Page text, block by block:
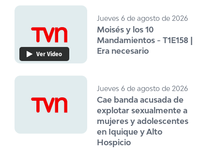
Ver Video
Jueves 6 de agosto de 2026
Moisés y los 10
Mandamientos - T1E158 |
Era necesario
Jueves 6 de agosto de 2026
Cae banda acusada de
explotar sexualmente a
mujeres y adolescentes
en Iquique y Alto
Hospicio